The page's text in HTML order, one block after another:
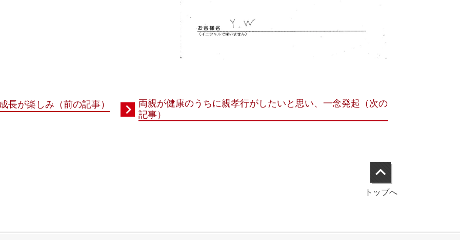
長が楽しみ（前の記事）
両親が健康のうちに親孝行がしたいと思い、一念発起（次の
記事）
トップへ